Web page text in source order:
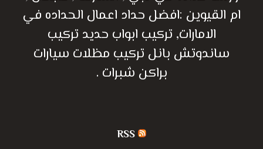
ام القيوين :افضل حداد اعمال الحداده في
الامارات, تركيب ابواب حديد تركيب
ساندوتش بانل تركيب مظلات سيارات
براكن شبرات .
RSS